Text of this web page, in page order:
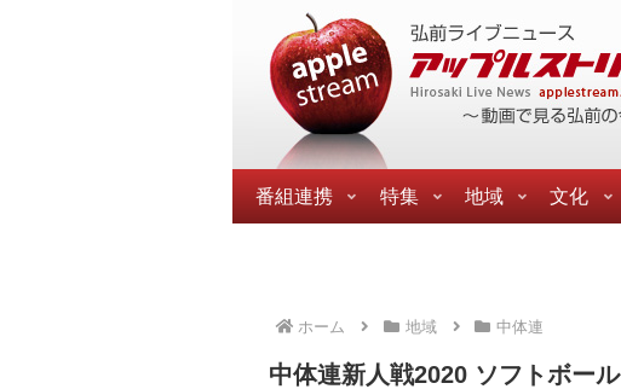
番組連携 特集 地域 文化
ホーム 地域 中体連
中体連新人戦2020 ソフトボール